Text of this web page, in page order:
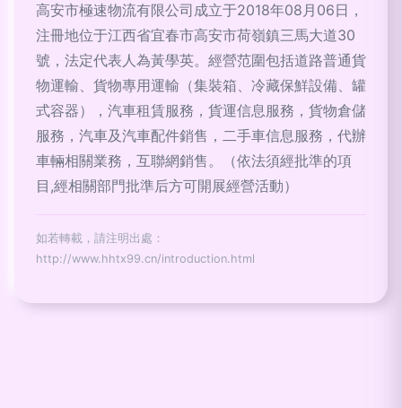
高安市極速物流有限公司成立于2018年08月06日，
注冊地位于江西省宜春市高安市荷嶺鎮三馬大道30
號，法定代表人為黃學英。經營范圍包括道路普通貨
物運輸、貨物專用運輸（集裝箱、冷藏保鮮設備、罐
式容器），汽車租賃服務，貨運信息服務，貨物倉儲
服務，汽車及汽車配件銷售，二手車信息服務，代辦
車輛相關業務，互聯網銷售。（依法須經批準的項
目,經相關部門批準后方可開展經營活動）
如若轉載，請注明出處：
http://www.hhtx99.cn/introduction.html